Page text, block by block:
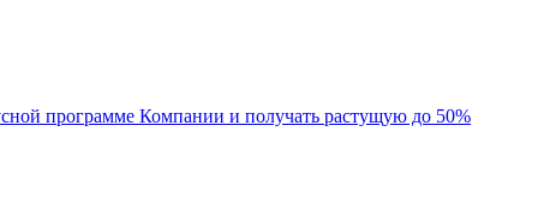
программе Компании и получать растущую до 50%